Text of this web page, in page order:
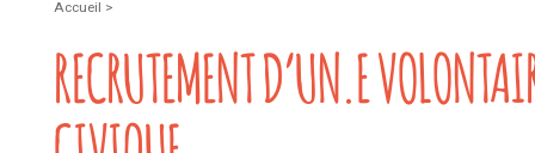
Accueil >
RECRUTEMENT D’UN.E